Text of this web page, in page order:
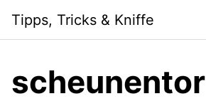
content
Tipps, Tricks & Kniffe
scheunentor